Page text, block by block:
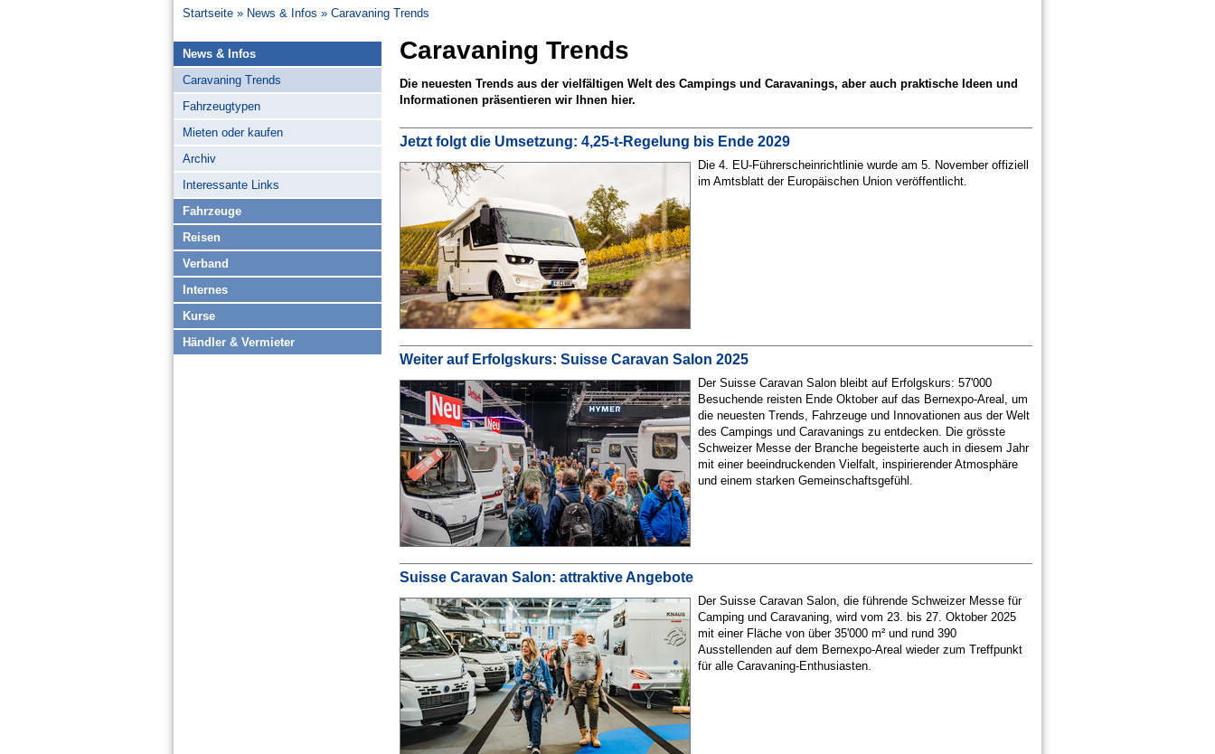
Startseite News & Infos Caravaning Trends
News & Infos
Caravaning Trends
Fahrzeugtypen
Mieten oder kaufen
Archiv
Interessante Links
Fahrzeuge
Reisen
Verband
Internes
Kurse
Händler & Vermieter
Caravaning Trends
Die neuesten Trends aus der vielfältigen Welt des Campings und Caravanings, aber auch praktische Ideen und
Informationen präsentieren wir Ihnen hier.
Jetzt folgt die Umsetzung: 4,25-t-Regelung bis Ende 2029
Die 4. EU-Führerscheinrichtlinie wurde am 5. November offiziell
im Amtsblatt der Europäischen Union veröffentlicht.
Weiter auf Erfolgskurs: Suisse Caravan Salon 2025
Der Suisse Caravan Salon bleibt auf Erfolgskurs: 57'000
Besuchende reisten Ende Oktober auf das Bernexpo-Areal, um
die neuesten Trends, Fahrzeuge und Innovationen aus der Welt
des Campings und Caravanings zu entdecken. Die grösste
Schweizer Messe der Branche begeisterte auch in diesem Jahr
mit einer beeindruckenden Vielfalt, inspirierender Atmosphäre
und einem starken Gemeinschaftsgefühl.
Suisse Caravan Salon: attraktive Angebote
Der Suisse Caravan Salon, die führende Schweizer Messe für
Camping und Caravaning, wird vom 23. bis 27. Oktober 2025
mit einer Fläche von über 35'000 m² und rund 390
Ausstellenden auf dem Bernexpo-Areal wieder zum Treffpunkt
für alle Caravaning-Enthusiasten.